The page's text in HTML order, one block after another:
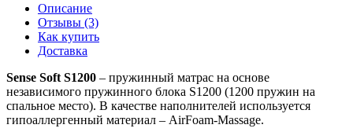
Описание
Отзывы (3)
Как купить
Доставка
Sense Soft S1200 – пружинный матрас на основе
независимого пружинного блока S1200 (1200 пружин на
спальное место). В качестве наполнителей используется
гипоаллергенный материал – AirFoam-Massage.